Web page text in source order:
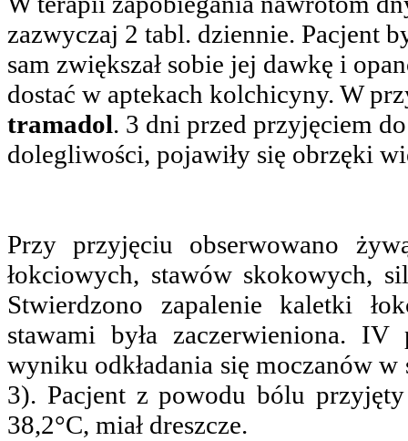
zazwyczaj 2 tabl. dziennie. Pacjent
sam zwiększał sobie jej dawkę i
dostać w aptekach kolchicyny. W
tramadol. 3 dni przed przyjęciem
dolegliwości, pojawiły się obrzęki
Przy przyjęciu obserwowano
łokciowych, stawów skokowych,
Stwierdzono zapalenie kaletki
stawami była zaczerwieniona.
wyniku odkładania się moczanów
3). Pacjent z powodu bólu
38,2°C, miał dreszcze.